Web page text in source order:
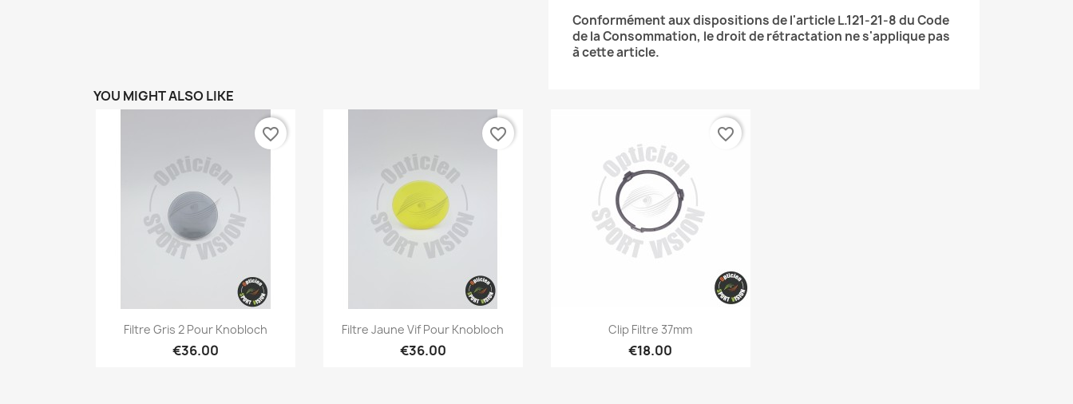
Conformément aux dispositions de l'article L.121-21-8 du Code
de la Consommation, le droit de rétractation ne s'applique pas
à cette article.
YOU MIGHT ALSO LIKE
Quick view
Filtre Gris 2 Pour Knobloch
€36.00
favorite_border
Quick view
Filtre Jaune Vif Pour Knobloch
€36.00
favorite_border
Quick view
Clip Filtre 37mm
€18.00
favorite_border